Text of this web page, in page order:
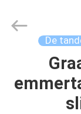
Machinery
Spare
De